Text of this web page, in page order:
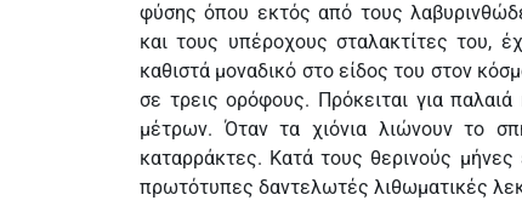
φύσης όπου εκτός από τους
και τους υπέροχους σταλακτίτες του,
καθιστά μοναδικό στο είδος του στον
σε τρεις ορόφους. Πρόκειται για
μέτρων. Όταν τα χιόνια λιώνουν το
καταρράκτες. Κατά τους θερινούς
πρωτότυπες δαντελωτές λιθωματικές